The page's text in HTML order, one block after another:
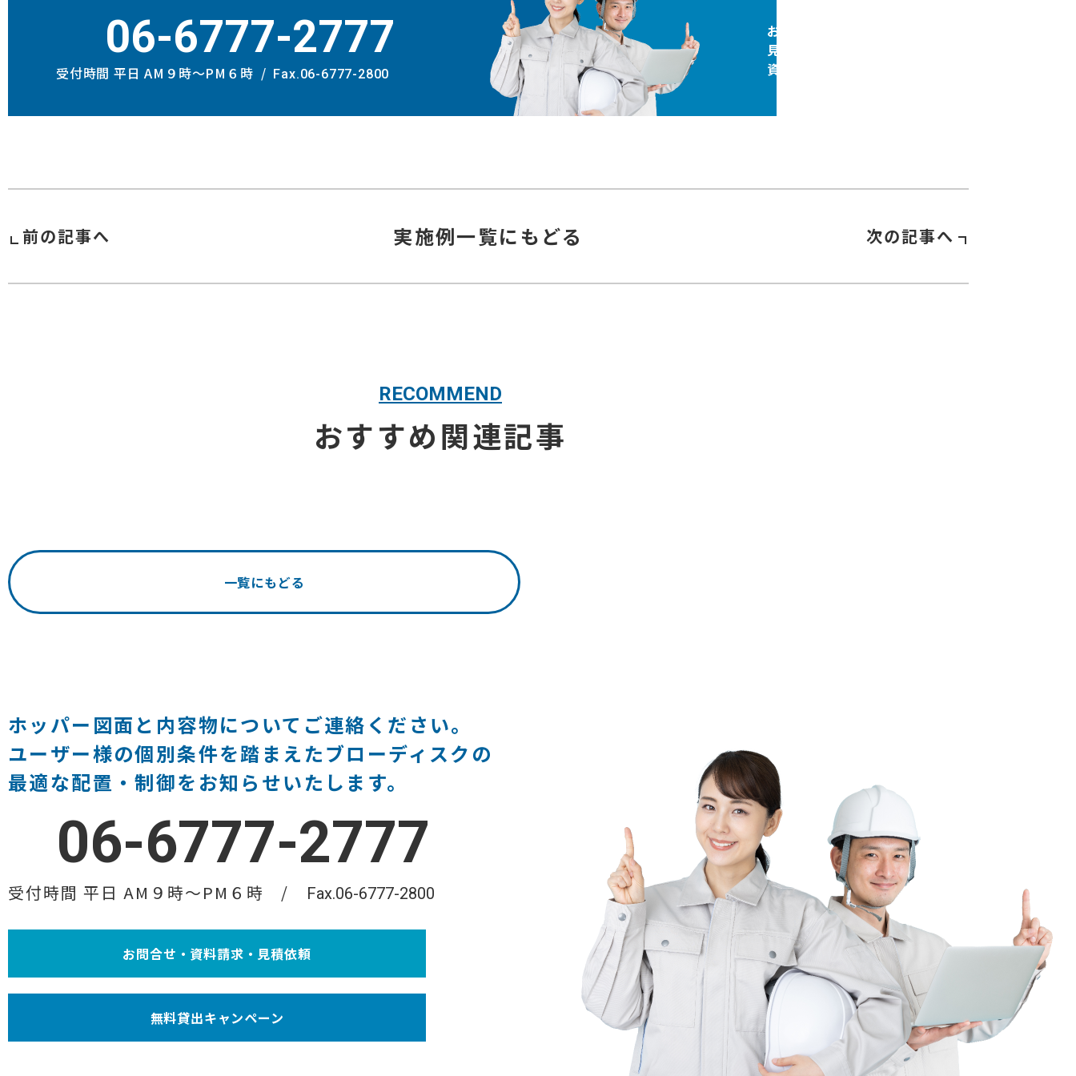
06-6777-2777
受付時間 平日 AM９時〜PM６時 Fax.06-6777-2800
お問合せ
見積依頼
資料請求
前の記事へ 実施例一覧にもどる 次の記事へ
RECOMMEND
おすすめ関連記事
一覧にもどる
ホッパー図面と内容物についてご連絡ください。
ユーザー様の個別条件を踏まえたブローディスクの
最適な配置・制御をお知らせいたします。
06-6777-2777
受付時間 平日 AM９時〜PM６時 Fax.06-6777-2800
お問合せ・資料請求・見積依頼
無料貸出キャンペーン